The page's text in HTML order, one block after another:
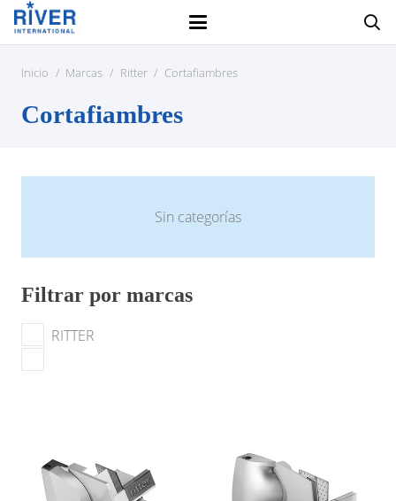
Inicio / Marcas / Ritter / Cortafiambres
Cortafiambres
Sin categorías
Filtrar por marcas
RITTER